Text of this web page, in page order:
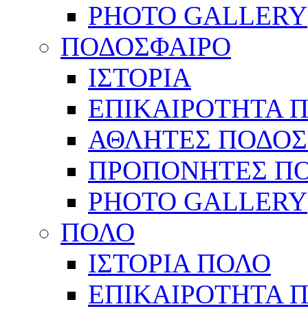
PHOTO GALLERY
ΠΟΔΟΣΦΑΙΡΟ
ΙΣΤΟΡΙΑ
ΕΠΙΚΑΙΡΟΤΗΤΑ
ΑΘΛΗΤΕΣ
ΠΡΟΠΟΝΗΤΕΣ
PHOTO GALLERY
ΠΟΛΟ
ΙΣΤΟΡΙΑ ΠΟΛΟ
ΕΠΙΚΑΙΡΟΤΗΤΑ